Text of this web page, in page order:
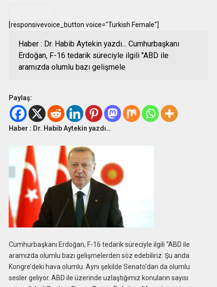
[responsivevoice_button voice="Turkish Female"]
Haber : Dr. Habib Aytekin yazdı... Cumhurbaşkanı
Erdoğan, F-16 tedarik süreciyle ilgili "ABD ile
aramızda olumlu bazı gelişmele
Paylaş:
Haber : Dr. Habib Aytekin yazdı…
Cumhurbaşkanı Erdoğan, F-16 tedarik süreciyle ilgili “ABD ile
aramızda olumlu bazı gelişmelerden söz edebiliriz. Şu anda
Kongre’deki hava olumlu. Aynı şekilde Senato’dan da olumlu
sesler geliyor. ABD ile üzerinde uzlaştığımız konuların sayısı